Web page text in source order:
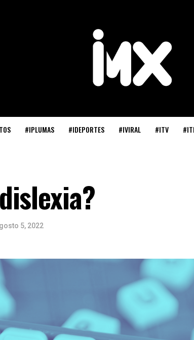
#IPLUMAS #IDEPORTES #IVIRAL #ITV
5, 2022